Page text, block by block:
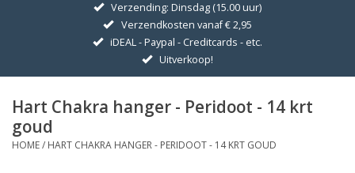
GOUDEN SYMBOLEN
Hanger Kettingen
Oorhangers
Verzending: Dinsdag (15.00 uur)
Verzendkosten vanaf € 2,95
iDEAL - Paypal - Creditcards - etc.
Uitverkoop!
Hart Chakra hanger - Peridoot - 14 krt
goud
HOME/ HART CHAKRA HANGER - PERIDOOT - 14 KRT GOUD